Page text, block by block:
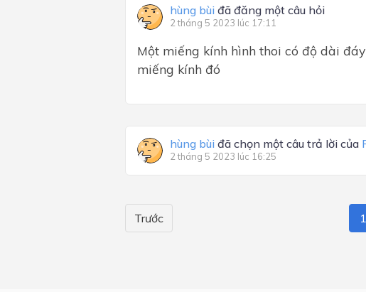
hùng bùi đã đăng một câu hỏi
2 tháng 5 2023 lúc 17:11
Một miếng kính hình thoi có độ dài
miếng kính đó
hùng bùi đã chọn một câu trả lời của
2 tháng 5 2023 lúc 16:25
Trước 1